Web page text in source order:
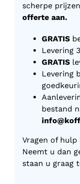
scherpe
offerte aan.
GRATIS
Levering
GRATIS
Levering
bestand
Vragen of hulp
Neemt u dan
staan u graag